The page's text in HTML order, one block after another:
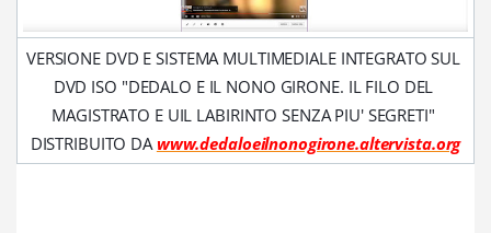
VERSIONE DVD E SISTEMA MULTIMEDIALE INTEGRATO SUL
DVD ISO "DEDALO E IL NONO GIRONE. IL FILO DEL
MAGISTRATO E UIL LABIRINTO SENZA PIU' SEGRETI"
DISTRIBUITO DA www.dedaloeilnonogirone.altervista.org